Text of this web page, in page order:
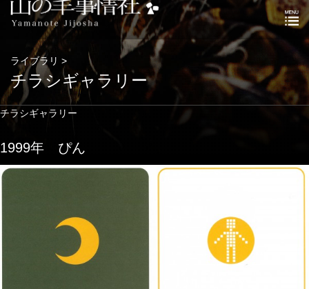
ライブラリ >
チラシギャラリー
チラシギャラリー
1999年 ぴん